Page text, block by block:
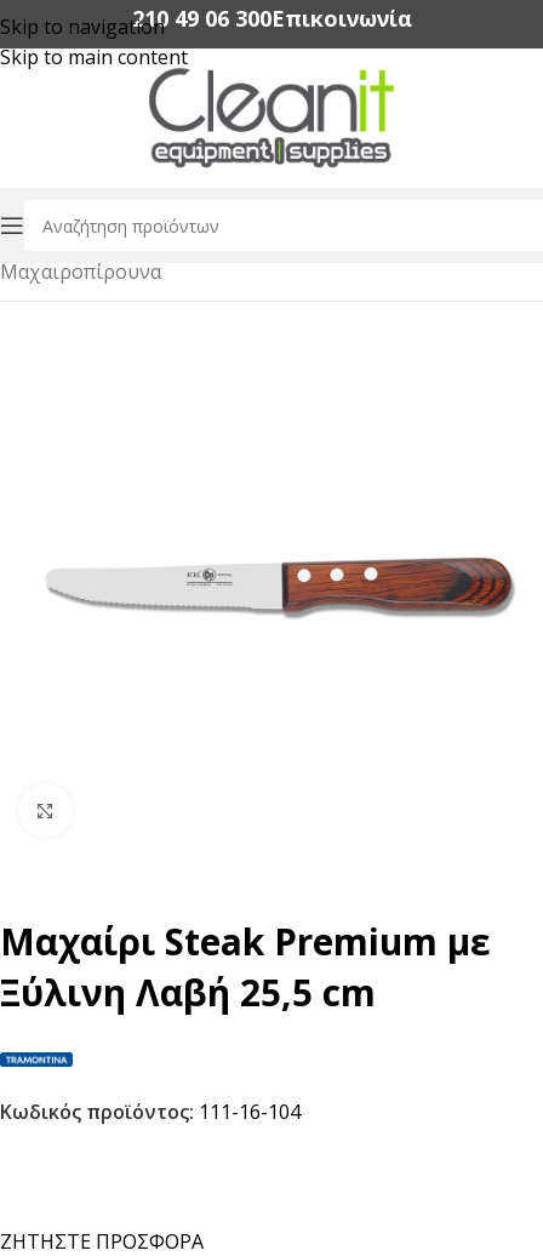
Skip to navigation
Skip to main content
210 49 06 300‬Επικοινωνία
Αρχική σελίδα/Εξοπλισμός Εστίασης
Μαχαιροπίρουνα
Μαχαίρι Steak Premium με
Ξύλινη Λαβή 25,5 cm
Κωδικός προϊόντος: 111-16-104
ΖΗΤΗΣΤΕ ΠΡΟΣΦΟΡΑ